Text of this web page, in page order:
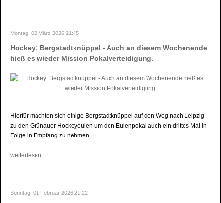
Montag, 02 März 2026 21:45
Hockey: Bergstadtknüppel - Auch an diesem Wochenende
hieß es wieder Mission Pokalverteidigung.
Hierfür machten sich einige Bergstadtknüppel auf den Weg nach Leipzig
zu den Grünauer Hockeyeulen um den Eulenpokal auch ein drittes Mal in
Folge in Empfang zu nehmen.
weiterlesen ...
Sonntag, 01 Februar 2026 21:22